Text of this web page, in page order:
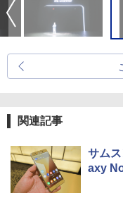
関連記事
サム
axy